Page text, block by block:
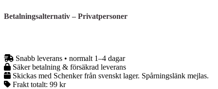
Aqua
2.0
mängd
Betalningsalternativ – Privatpersoner
Snabb leverans • normalt 1–4 dagar
Säker betalning & försäkrad leverans
Skickas med Schenker från svenskt lager. Spårningslänk mejlas.
Frakt totalt: 99 kr